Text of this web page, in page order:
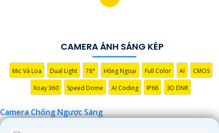
CAMERA ÁNH SÁNG KÉP
Mic Và Loa Dual Light 78° Hồng Ngoại Full Color AI CMOS
Xoay 360 Speed Dome AI Coding IP66 3D DNR
Camera Chống Ngược Sáng